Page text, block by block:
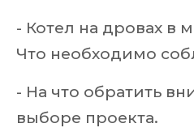
- Котел на дровах в
Что необходимо
- На что обратить
выборе проекта.